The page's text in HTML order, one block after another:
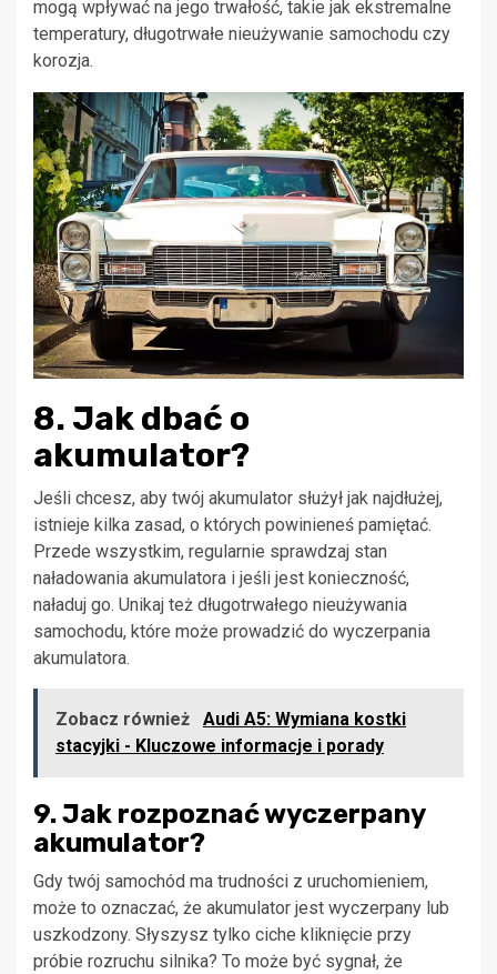
mogą wpływać na jego trwałość, takie jak ekstremalne
temperatury, długotrwałe nieużywanie samochodu czy
korozja.
8. Jak dbać o
akumulator?
Jeśli chcesz, aby twój akumulator służył jak najdłużej,
istnieje kilka zasad, o których powinieneś pamiętać.
Przede wszystkim, regularnie sprawdzaj stan
naładowania akumulatora i jeśli jest konieczność,
naładuj go. Unikaj też długotrwałego nieużywania
samochodu, które może prowadzić do wyczerpania
akumulatora.
Zobacz również
Audi A5: Wymiana kostki
stacyjki - Kluczowe informacje i porady
9. Jak rozpoznać wyczerpany
akumulator?
Gdy twój samochód ma trudności z uruchomieniem,
może to oznaczać, że akumulator jest wyczerpany lub
uszkodzony. Słyszysz tylko ciche kliknięcie przy
próbie rozruchu silnika? To może być sygnał, że